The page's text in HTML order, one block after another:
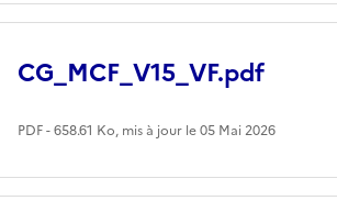
CG_MCF_V15_VF.pdf
PDF - 658.61 Ko, mis à jour le 05 Mai 2026